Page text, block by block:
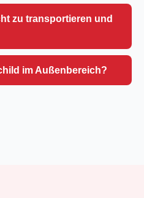
zu transportieren und
im Außenbereich?